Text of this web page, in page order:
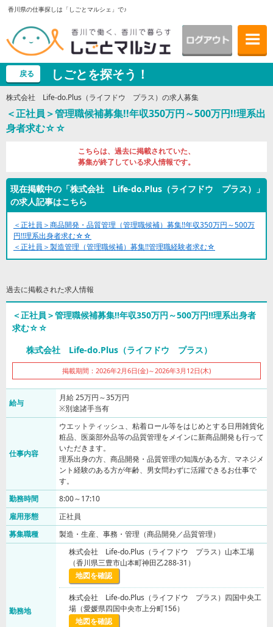
香川県の仕事探しは「しごとマルシェ」で♪
戻る しごとを探そう！
株式会社 Life-do.Plus（ライフドウ プラス）の求人募集
＜正社員＞管理職候補募集!!年収350万円～500万円!!理系出
身者求む☆☆
こちらは、過去に掲載されていた、
募集が終了している求人情報です。
現在掲載中の「株式会社 Life-do.Plus（ライフドウ プラス）」
の求人記事はこちら
＜正社員＞商品開発・品質管理（管理職候補）募集!!年収350万円～500万
円!!理系出身者求む☆☆
＜正社員＞製造管理（管理職候補）募集!!管理職経験者求む☆
過去に掲載された求人情報
＜正社員＞管理職候補募集!!年収350万円～500万円!!理系出身者
求む☆☆
株式会社 Life-do.Plus（ライフドウ プラス）
掲載期間：2026年2月6日(金)～2026年3月12日(木)
給与
月給 25万円～35万円
※別途諸手当有
仕事内容
ウエットティッシュ、粘着ロール等をはじめとする日用雑貨化
粧品、医薬部外品等の品質管理をメインに新商品開発も行って
いただきます。
理系出身の方、商品開発・品質管理の知識がある方、マネジメ
ント経験のある方が年齢、男女問わずに活躍できるお仕事で
す。
勤務時間
8:00～17:10
雇用形態
正社員
募集職種
製造・生産、事務・管理（商品開発／品質管理）
勤務地
株式会社 Life-do.Plus（ライフドウ プラス）山本工場
（香川県三豊市山本町神田乙288-31）
地図を確認
株式会社 Life-do.Plus（ライフドウ プラス）四国中央工
場（愛媛県四国中央市上分町156）
地図を確認